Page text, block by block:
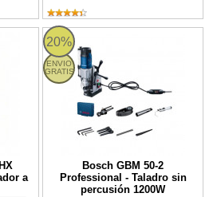
a
- Atornillador a batería
20%
ENVIO
GRATIS
Bosch GBM 50-2
Professional - Taladro sin
percusión 1200W
Bosch GBM 50-2 Professional -